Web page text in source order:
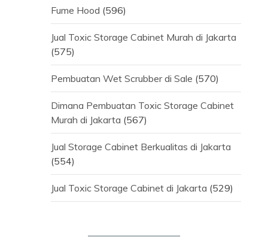
Fume Hood (596)
Jual Toxic Storage Cabinet Murah di Jakarta
(575)
Pembuatan Wet Scrubber di Sale (570)
Dimana Pembuatan Toxic Storage Cabinet
Murah di Jakarta (567)
Jual Storage Cabinet Berkualitas di Jakarta
(554)
Jual Toxic Storage Cabinet di Jakarta (529)